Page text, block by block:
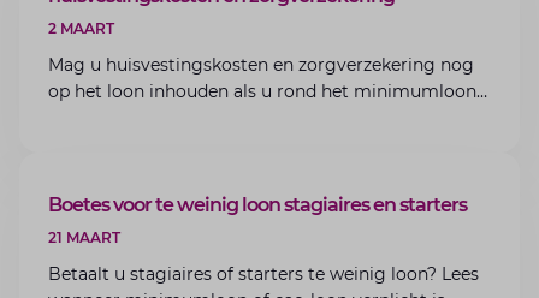
2 MAART
Mag u huisvestingskosten en zorgverzekering nog
op het loon inhouden als u rond het minimumloon
ARTIKEL
Boetes voor te weinig loon stagiaires en starters
21 MAART
Betaalt u stagiaires of starters te weinig loon? Lees